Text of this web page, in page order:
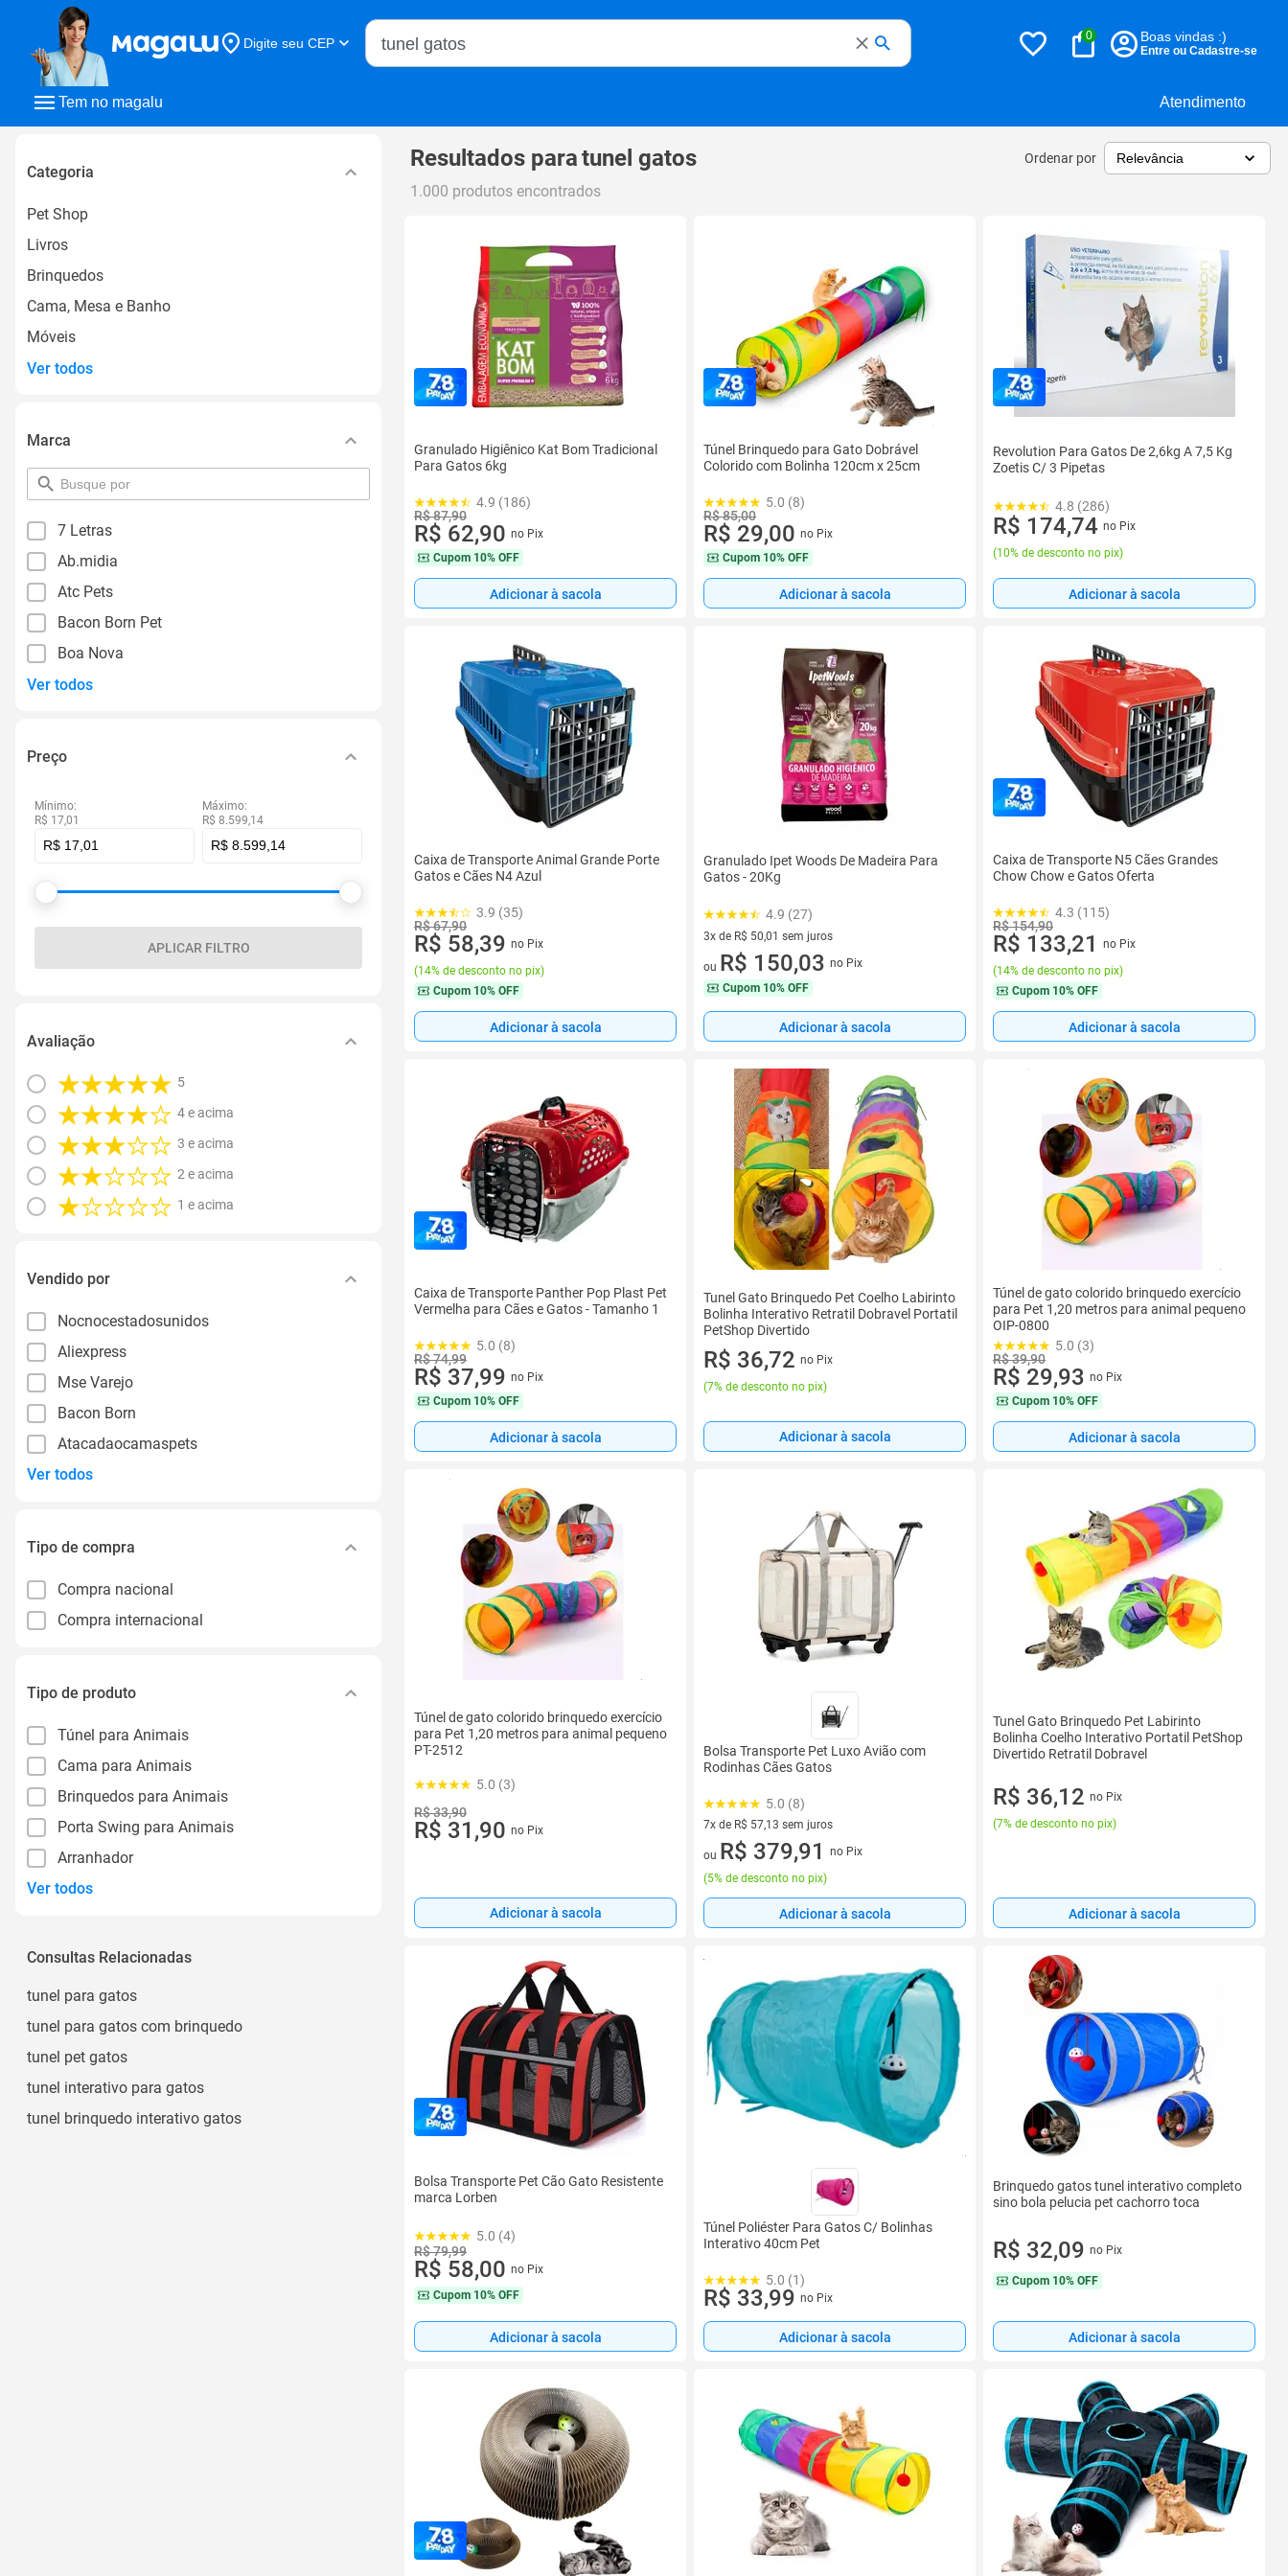
Tem no magalu Atendimento
Digite seu CEP
Buscar no Magalu
0 Boas vindas :)
Entre ou Cadastre-se
Categoria
Pet Shop
Livros
Brinquedos
Cama, Mesa e Banho
Móveis
Ver todos
Marca
pesquisar
por
7 Letras
Ab.midia
Atc Pets
Bacon Born Pet
Boa Nova
Ver todos
Preço
Mínimo:
R$ 17,01
Máximo:
R$ 8.599,14
APLICAR FILTRO
Avaliação
5
4 e acima
3 e acima
2 e acima
1 e acima
Vendido por
Nocnocestadosunidos
Aliexpress
Mse Varejo
Bacon Born
Atacadaocamaspets
Ver todos
Tipo de compra
Compra nacional
Compra internacional
Tipo de produto
Túnel para Animais
Cama para Animais
Brinquedos para Animais
Porta Swing para Animais
Arranhador
Ver todos
Consultas Relacionadas
tunel para gatos
tunel para gatos com brinquedo
tunel pet gatos
tunel interativo para gatos
tunel brinquedo interativo gatos
Resultados paratunel gatos Ordenar por
1.000 produtos encontrados
Granulado Higiênico Kat Bom Tradicional
Para Gatos 6kg
4.9 (186)
R$ 87,90
R$ 62,90 no Pix
Cupom 10% OFF
Adicionar à sacola
Túnel Brinquedo para Gato Dobrável
Colorido com Bolinha 120cm x 25cm
5.0 (8)
R$ 85,00
R$ 29,00 no Pix
Cupom 10% OFF
Adicionar à sacola
Revolution Para Gatos De 2,6kg A 7,5 Kg
Zoetis C/ 3 Pipetas
4.8 (286)
R$ 174,74 no Pix
(10% de desconto no pix)
Adicionar à sacola
Caixa de Transporte Animal Grande Porte
Gatos e Cães N4 Azul
3.9 (35)
R$ 67,90
R$ 58,39 no Pix
(14% de desconto no pix)
Cupom 10% OFF
Adicionar à sacola
Granulado Ipet Woods De Madeira Para
Gatos - 20Kg
4.9 (27)
3x de R$ 50,01 sem juros
3 vez de R$ 50,01 sem juros
ou R$ 150,03 no Pix
Cupom 10% OFF
Adicionar à sacola
Caixa de Transporte N5 Cães Grandes
Chow Chow e Gatos Oferta
4.3 (115)
R$ 154,90
R$ 133,21
no Pix
(14% de desconto no pix)
Cupom 10% OFF
Adicionar à sacola
Caixa de Transporte Panther Pop Plast Pet
Vermelha para Cães e Gatos - Tamanho 1
5.0 (8)
R$ 74,99
R$ 37,99 no Pix
Cupom 10% OFF
Adicionar à sacola
Tunel Gato Brinquedo Pet Coelho Labirinto
Bolinha Interativo Retratil Dobravel Portatil
PetShop Divertido
R$ 36,72 no Pix
(7% de desconto no pix)
Adicionar à sacola
Túnel de gato colorido brinquedo exercício
para Pet 1,20 metros para animal pequeno
OIP-0800
5.0 (3)
R$ 39,90
R$ 29,93 no Pix
Cupom 10% OFF
Adicionar à sacola
Túnel de gato colorido brinquedo exercício
para Pet 1,20 metros para animal pequeno
PT-2512
5.0 (3)
R$ 33,90
R$ 31,90 no Pix
Adicionar à sacola
Bolsa Transporte Pet Luxo Avião com
Rodinhas Cães Gatos
5.0 (8)
7x de R$ 57,13 sem juros
7 vez de R$ 57,13 sem juros
ou R$ 379,91
no Pix
(5% de desconto no pix)
Adicionar à sacola
Tunel Gato Brinquedo Pet Labirinto
Bolinha Coelho Interativo Portatil PetShop
Divertido Retratil Dobravel
R$ 36,12 no Pix
(7% de desconto no pix)
Adicionar à sacola
Bolsa Transporte Pet Cão Gato Resistente
marca Lorben
5.0 (4)
R$ 79,99
R$ 58,00 no Pix
Cupom 10% OFF
Adicionar à sacola
Túnel Poliéster Para Gatos C/ Bolinhas
Interativo 40cm Pet
5.0 (1)
R$ 33,99 no Pix
Adicionar à sacola
Brinquedo gatos tunel interativo completo
sino bola pelucia pet cachorro toca
R$ 32,09 no Pix
Cupom 10% OFF
Adicionar à sacola